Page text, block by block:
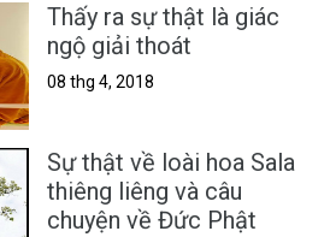
Thấy ra sự thật là giác
ngộ giải thoát
08 thg 4, 2018
Sự thật về loài hoa Sala
thiêng liêng và câu
chuyện về Đức Phật